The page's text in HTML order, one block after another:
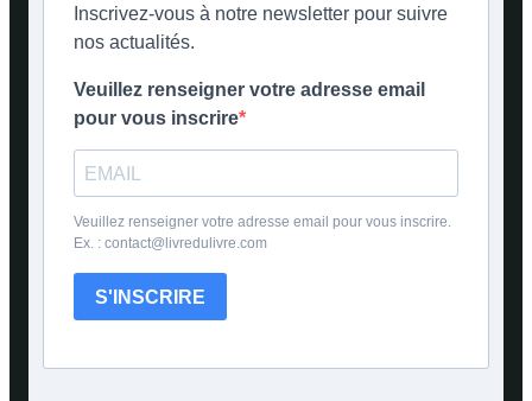
Inscrivez-vous à notre newsletter pour suivre
nos actualités.
Veuillez renseigner votre adresse email
pour vous inscrire
Veuillez renseigner votre adresse email pour vous inscrire.
Ex. : contact@livredulivre.com
S'INSCRIRE